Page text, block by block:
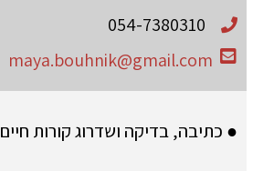
054-7380310
maya.bouhnik@gmail.com
● כתיבה, בדיקה ושדרוג קורות חיים